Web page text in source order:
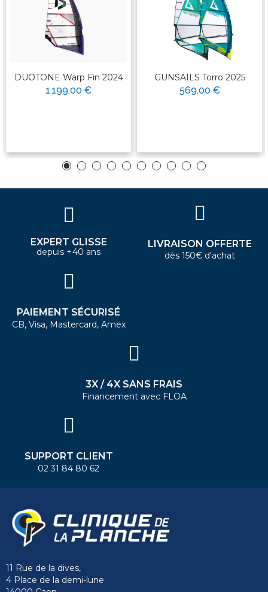
DUOTONE Warp Fin 2024
1 199,00 €
GUNSAILS Torro 2025
569,00 €
EXPERT GLISSE
depuis +40 ans
LIVRAISON OFFERTE
dès 150€ d'achat
PAIEMENT SÉCURISÉ
CB, Visa, Mastercard, Amex
3X / 4X SANS FRAIS
Financement avec FLOA
SUPPORT CLIENT
02 31 84 80 62
11 Rue de la dives,
4 Place de la demi-lune